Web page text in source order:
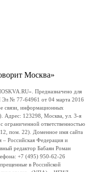
Москва»
Предназначено для
Эл № 77-64961 от 04 марта 2016
связи, информационных
Адрес: 123298, Москва, ул. 3-я
ответственностью
пом. 22). Доменное имя сайта
Российская Федерация и
редактор Бабаян Роман
+7 (495) 950-62-26
в Российской